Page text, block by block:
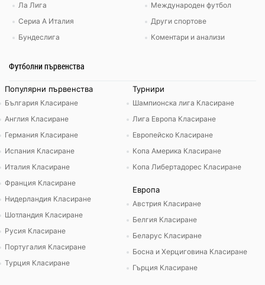
Ла Лига
Сериа А Италия
Бундеслига
Международен футбол
Други спортове
Коментари и анализи
Футболни първенства
Популярни първенства
България Класиране
Англия Класиране
Германия Класиране
Испания Класиране
Италия Класиране
Франция Класиране
Нидерландия Класиране
Шотландия Класиране
Русия Класиране
Португалия Класиране
Турция Класиране
Турнири
Шампионска лига Класиране
Лига Европа Класиране
Европейско Класиране
Копа Америка Класиране
Копа Либертадорес Класиране
Европа
Австрия Класиране
Белгия Класиране
Беларус Класиране
Босна и Херциговина Класиране
Гърция Класиране